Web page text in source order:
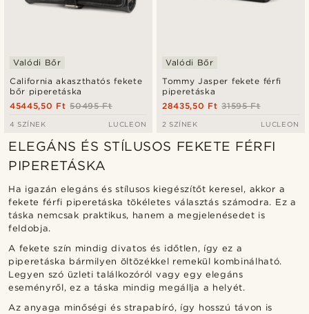
California akaszthatós fekete
bőr piperetáska
Valódi Bőr
50495 Ft
45445,50 Ft
4 SZÍNEK LUCLEON
Tommy Jasper fekete férfi
piperetáska
Valódi Bőr
31595 Ft
28435,50 Ft
2 SZÍNEK LUCLEON
ELEGÁNS ÉS STÍLUSOS FEKETE FÉRFI
PIPERETÁSKA
Ha igazán elegáns és stílusos kiegészítőt keresel, akkor a
fekete férfi piperetáska tökéletes választás számodra. Ez a
táska nemcsak praktikus, hanem a megjelenésedet is
feldobja.
A fekete szín mindig divatos és időtlen, így ez a
piperetáska bármilyen öltözékkel remekül kombinálható.
Legyen szó üzleti találkozóról vagy egy elegáns
eseményről, ez a táska mindig megállja a helyét.
Az anyaga minőségi és strapabíró, így hosszú távon is